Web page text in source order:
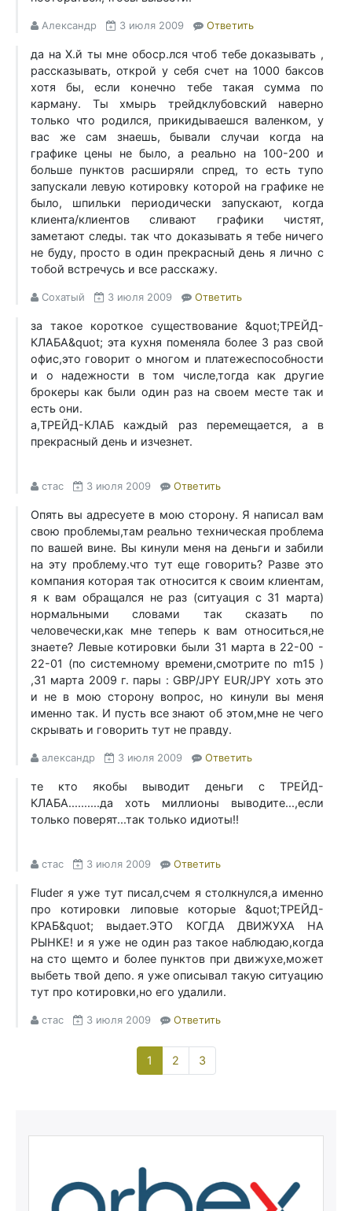
Александр 3 июля 2009 Ответить
да на Х.й ты мне обоср.лся чтоб тебе доказывать ,
рассказывать, открой у себя счет на 1000 баксов
хотя бы, если конечно тебе такая сумма по
карману. Ты хмырь трейдклубовский наверно
только что родился, прикидываешся валенком, у
вас же сам знаешь, бывали случаи когда на
графике цены не было, а реально на 100-200 и
больше пунктов расширяли спред, то есть тупо
запускали левую котировку которой на графике не
было, шпильки периодически запускают, когда
клиента/клиентов сливают графики чистят,
заметают следы. так что доказывать я тебе ничего
не буду, просто в один прекрасный день я лично с
тобой встречусь и все расскажу.
Сохатый 3 июля 2009 Ответить
за такое короткое существование &quot;ТРЕЙД-
КЛАБА&quot; эта кухня поменяла более 3 раз свой
офис,это говорит о многом и платежеспособности
и о надежности в том числе,тогда как другие
брокеры как были один раз на своем месте так и
есть они.
а,ТРЕЙД-КЛАБ каждый раз перемещается, а в
прекрасный день и изчезнет.
стас 3 июля 2009 Ответить
Опять вы адресуете в мою сторону. Я написал вам
свою проблемы,там реально техническая проблема
по вашей вине. Вы кинули меня на деньги и забили
на эту проблему.что тут еще говорить? Разве это
компания которая так относится к своим клиентам,
я к вам обращался не раз (ситуация с 31 марта)
нормальными словами так сказать по
человечески,как мне теперь к вам относиться,не
знаете? Левые котировки были 31 марта в 22-00 -
22-01 (по системному времени,смотрите по m15 )
,31 марта 2009 г. пары : GBP/JPY EUR/JPY хоть это
и не в мою сторону вопрос, но кинули вы меня
именно так. И пусть все знают об этом,мне не чего
скрывать и говорить тут не правду.
александр 3 июля 2009 Ответить
те кто якобы выводит деньги с ТРЕЙД-
КЛАБА..........да хоть миллионы выводите...,если
только поверят...так только идиоты!!
стас 3 июля 2009 Ответить
Fluder я уже тут писал,счем я столкнулся,а именно
про котировки липовые которые &quot;ТРЕЙД-
КРАБ&quot; выдает.ЭТО КОГДА ДВИЖУХА НА
РЫНКЕ! и я уже не один раз такое наблюдаю,когда
на сто щемто и более пунктов при движухе,может
выбеть твой депо. я уже описывал такую ситуацию
тут про котировки,но его удалили.
стас 3 июля 2009 Ответить
1 (current)
2 3